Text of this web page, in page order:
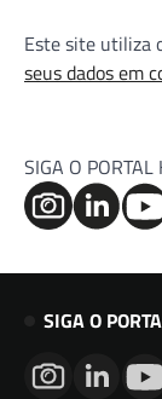
Este site utiliza
seus dados em
SIGA O
SIGA O